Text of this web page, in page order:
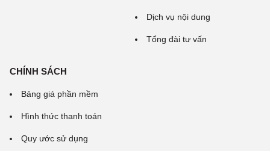
Dịch vụ nội dung
Tổng đài tư vấn
CHÍNH SÁCH
Bảng giá phần mềm
Hình thức thanh toán
Quy ước sử dụng